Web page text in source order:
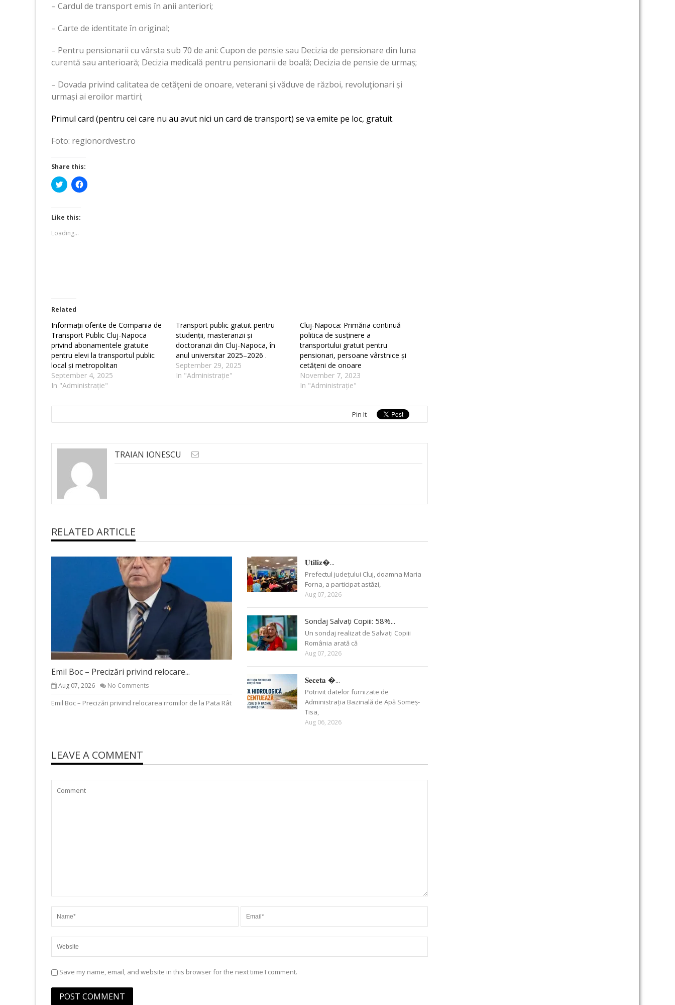
– Cardul de transport emis ȋn anii anteriori;
– Carte de identitate ȋn original;
– Pentru pensionarii cu vârsta sub 70 de ani: Cupon de pensie sau Decizia de pensionare din luna
curentă sau anterioară; Decizia medicală pentru pensionarii de boală; Decizia de pensie de urmaș;
– Dovada privind calitatea de cetăţeni de onoare, veterani și văduve de război, revoluţionari și
urmași ai eroilor martiri;
Primul card (pentru cei care nu au avut nici un card de transport) se va emite pe loc, gratuit.
Foto: regionordvest.ro
Share this:
Click
to
Twitter
(Opens
in
new
window)
Click
to
Like this:
Loading...
Related
Informații oferite de Compania de
Transport Public Cluj-Napoca
privind abonamentele gratuite
pentru elevi la transportul public
local și metropolitan
September 4, 2025
In "Administrație"
Transport public gratuit pentru
studenții, masteranzii și
doctoranzii din Cluj-Napoca, în
anul universitar 2025–2026 .
September 29, 2025
In "Administrație"
Cluj-Napoca: Primăria continuă
politica de susținere a
transportului gratuit pentru
pensionari, persoane vârstnice și
cetățeni de onoare
November 7, 2023
In "Administrație"
Pin It
TRAIAN IONESCU
RELATED ARTICLE
Emil Boc – Precizări privind relocare...
Aug 07, 2026 No Comments
Emil Boc – Precizări privind relocarea rromilor de la Pata Rât
𝐔𝐭𝐢𝐥𝐢𝐳�...
Prefectul județului Cluj, doamna Maria
Forna, a participat astăzi,
Aug 07, 2026
Sondaj Salvați Copiii: 58%...
Un sondaj realizat de Salvați Copiii
România arată că
Aug 07, 2026
𝐒𝐞𝐜𝐞𝐭𝐚 �...
Potrivit datelor furnizate de
Administrația Bazinală de Apă Someș-
Tisa,
Aug 06, 2026
LEAVE A COMMENT
Save my name, email, and website in this browser for the next time I comment.